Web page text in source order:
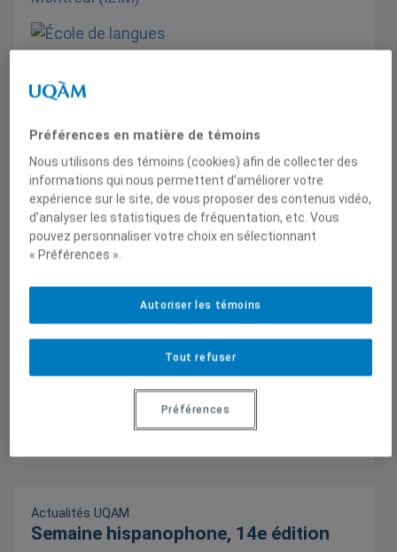
Semaine hispanophone 2024 – une
14e édition!
L'IEIM est heureux d'être partenaire de cette
série d'activités, du 15 au 17 octobre 2024, 10
Actualités UQAM
Semaine hispanophone, 14e édition
Préférences en matière de témoins
Nous utilisons des témoins (cookies) afin de collecter des
informations qui nous permettent d’améliorer votre
expérience sur le site, de vous proposer des contenus vidéo,
d’analyser les statistiques de fréquentation, etc. Vous
pouvez personnaliser votre choix en sélectionnant
« Préférences ».
Tout refuser
Autoriser les témoins
Préférences